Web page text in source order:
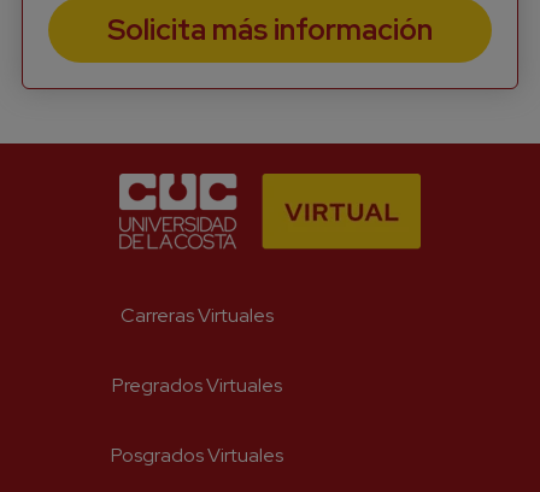
Newsletter
Solicita más información
Carreras Virtuales
Pregrados Virtuales
Posgrados Virtuales